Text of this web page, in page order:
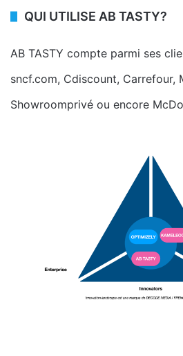
QUI UTILISE AB TASTY?
AB TASTY compte parmi ses
sncf.com, Cdiscount, Carrefour,
Showroomprivé ou encore